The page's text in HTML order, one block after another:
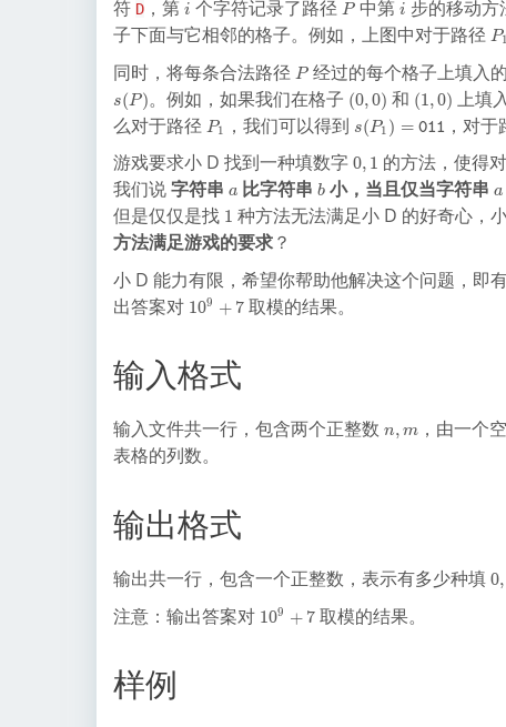
P
)
符 D ，第 ii 个字符记录了路径 P
P 中第ii 步的移动方
子下面与它相邻的格子。例如，上图中对于路径 P
1
P1
同时，将每条合法路径 P
P 经过的每个格子上填入
s( P )。例如，如果我们在格子 (
0
0
(0,0) 和 (
1
0
)
(1,0) 上填
么对于路径 P
1
P1 ，我们可以得到 s(
_
)
=
t
e
1
1
s(P1 ) = 011 ，对
游戏要求小 D 找到一种填数字 0
1
0, 1 的方法，使得
我们说字符串 a
a 比字符串 b
b 小，当且仅当字符串 a
a
但是仅仅是找 11 种方法无法满足小 D 的好奇心，
方法满足游戏的要求？
小 D 能力有限，希望你帮助他解决这个问题，即
出答案对 1
9
+
109 + 7 取模的结果。
输入格式
输入文件共一行，包含两个正整数 n,
n, m，由一个
表格的列数。
输出格式
输出共一行，包含一个正整数，表示有多少种填 0
0,
注意：输出答案对 1109 + 7 取模的结果。
样例